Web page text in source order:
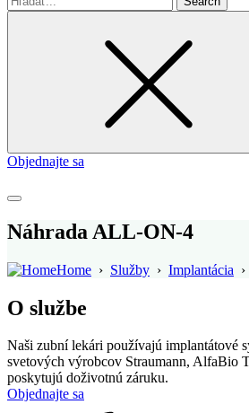
for
Objednajte sa
Náhrada ALL-ON-4
Home › Služby › Implantácia ›
O službe
Naši zubní lekári používajú implantátové
svetových výrobcov Straumann, AlfaBio
poskytujú doživotnú záruku.
Objednajte sa